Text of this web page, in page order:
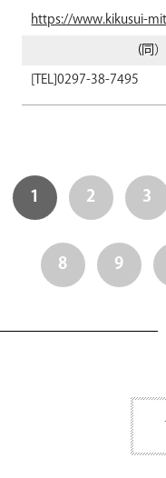
https://www.kikusui-
(同
0297-38-7495
1 2 3
8 9